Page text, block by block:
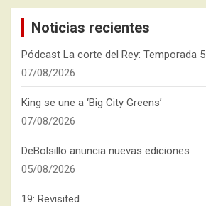
Noticias recientes
Pódcast La corte del Rey: Temporada 5
07/08/2026
King se une a ‘Big City Greens’
07/08/2026
DeBolsillo anuncia nuevas ediciones
05/08/2026
19: Revisited